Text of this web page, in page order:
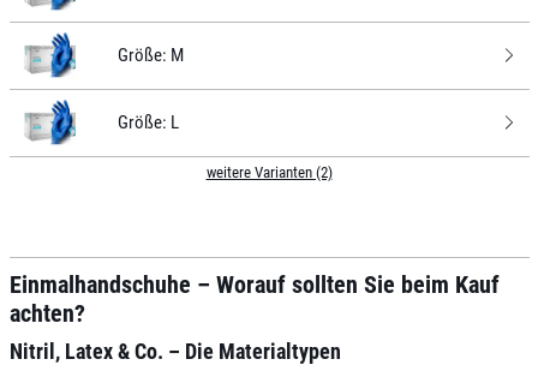
Größe: M
Größe: L
weitere Varianten (2)
Einmalhandschuhe – Worauf sollten Sie beim Kauf
achten?
Nitril, Latex & Co. – Die Materialtypen